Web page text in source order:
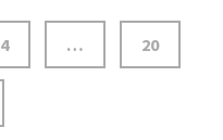
4 … 20